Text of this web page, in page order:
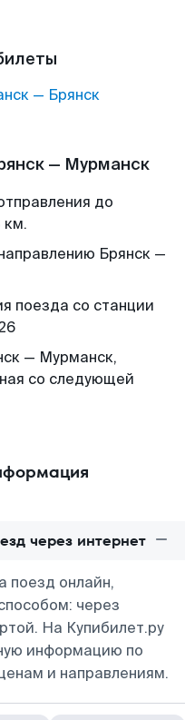
— Брянск
— Мурманск
до
км.
Брянск —
поезда со станции
— Мурманск,
со следующей
через интернет
поезд онлайн,
через
На Купибилет.ру
информацию по
и направлениям.